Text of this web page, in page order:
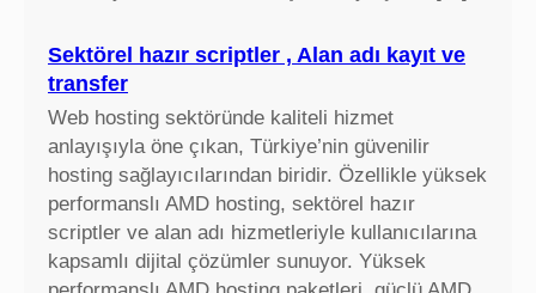
Sektörel hazır scriptler , Alan adı kayıt ve
transfer
Web hosting sektöründe kaliteli hizmet
anlayışıyla öne çıkan, Türkiye’nin güvenilir
hosting sağlayıcılarından biridir. Özellikle yüksek
performanslı AMD hosting, sektörel hazır
scriptler ve alan adı hizmetleriyle kullanıcılarına
kapsamlı dijital çözümler sunuyor. Yüksek